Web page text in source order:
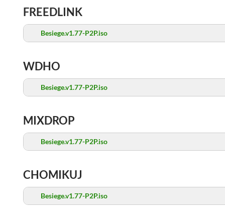
FREEDLINK
Besiege.v1.77-P2P.iso
WDHO
Besiege.v1.77-P2P.iso
MIXDROP
Besiege.v1.77-P2P.iso
CHOMIKUJ
Besiege.v1.77-P2P.iso